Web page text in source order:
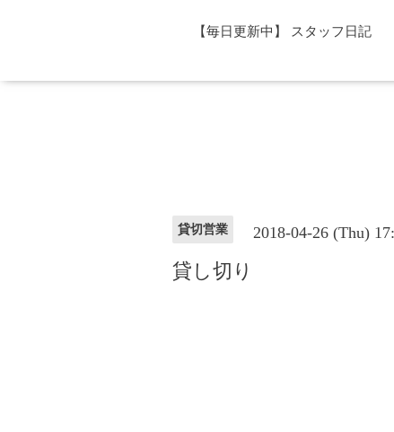
【毎日更新中】 スタッフ日記
貸切営業 2018-04-26 (Thu)
貸し切り